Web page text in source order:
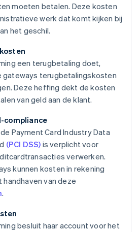
moeten betalen. Deze kosten
werk dat komt kijken bij
het geschil.
een terugbetaling doet,
gateways terugbetalingskosten
Deze heffing dekt de kosten
van geld aan de klant.
compliance
Payment Card Industry Data
(PCI DSS) is verplicht voor
verwerken.
kunnen kosten in rekening
van deze
.
besluit haar account voor het